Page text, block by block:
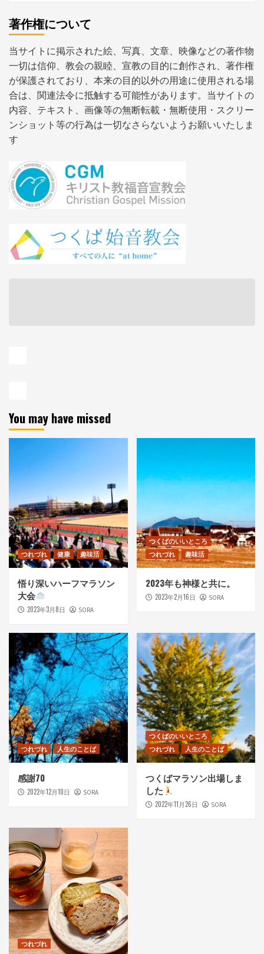
著作権について
当サイトに掲示された絵、写真、文章、映像などの著作物
一切は信仰、教会の親睦、宣教の目的に創作され、著作権
が保護されており、本来の目的以外の用途に使用される場
合は、関連法令に抵触する可能性があります。当サイトの
内容、テキスト、画像等の無断転載・無断使用・スクリー
ンショット等の行為は一切なさらないようお願いいたしま
す
You may have missed
つれづれ 健康 趣味活
悟り深いハーフマラソン
大会
2023年3月8日 SORA
つくばのいいところ
つれづれ
趣味活
2023年も神様と共に。
2023年2月16日 SORA
つれづれ 人生のことば
感謝70
2022年12月10日 SORA
つくばのいいところ
つれづれ
人生のことば
つくばマラソン出場しま
した
2022年11月26日 SORA
つれづれ